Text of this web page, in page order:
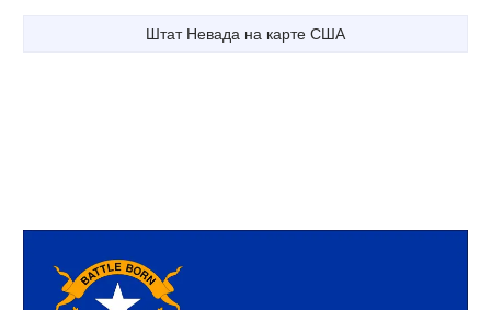
Штат Невада на карте США